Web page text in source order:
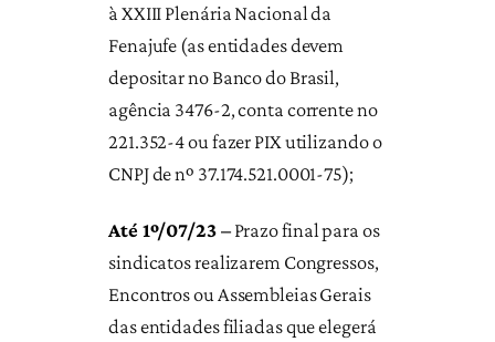
à XXIII Plenária Nacional da
Fenajufe (as entidades devem
depositar no Banco do Brasil,
agência 3476-2, conta corrente no
221.352-4 ou fazer PIX utilizando o
CNPJ de nº 37.174.521.0001-75);
Até 1º/07/23 –Prazo final para os
sindicatos realizarem Congressos,
Encontros ou Assembleias Gerais
das entidades filiadas que elegerá